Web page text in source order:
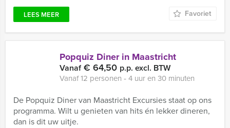
LEES MEER Favoriet
Popquiz Diner in Maastricht
Vanaf€ 64,50 p.p. excl. BTW
Vanaf 12 personen ‐ 4 uur en 30 minuten
De Popquiz Diner van Maastricht Excursies staat op ons
programma. Wilt u genieten van hits én lekker dineren,
dan is dit uw uitje.